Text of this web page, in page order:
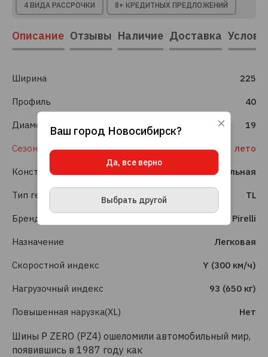
4 ВИДА РАССРОЧКИ 8+ КРЕДИТНЫХ ПРЕДЛОЖЕНИЙ
Описание Отзывы Наличие Доставка
Ширина 225
Профиль 40
Диаметр 19
Сезонность лето
Конструкция шины Радиальная
Тип герметизации TL
Бренд Pirelli
Назначение Легковая
Скоростной индекс Y (300 км/ч)
Нагрузочный индекс 93 (650 кг)
Повышенная нарузка(XL) Нет
Шины P ZERO (PZ4) ошеломили автомобильный мир,
появившись в 1987 году как
Ваш город Новосибирск?
Да, все верно
Выбрать другой
Используя данный сайт, вы даете согласие
нам делать его удобнее для вас.
ПРИНЯТЬ И ЗАКРЫТЬ